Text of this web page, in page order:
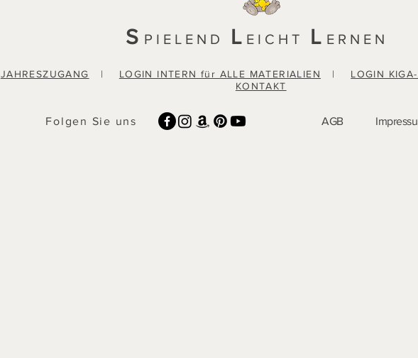
S PIELEND L EICHT L ERNEN
JAHRESZUGANG | LOGIN INTERN für ALLE MATERIALIEN | LOGIN
KONTAKT
Folgen Sie uns AGB